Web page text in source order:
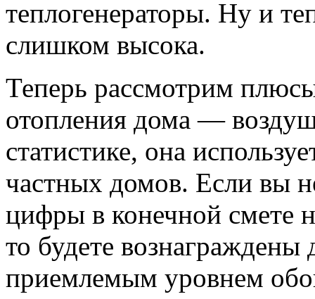
теплогенераторы. Ну и
слишком высока.
Теперь рассмотрим
отопления дома —
статистике, она
частных домов. Если вы
цифры в конечной смете
то будете вознаграждены
приемлемым уровнем